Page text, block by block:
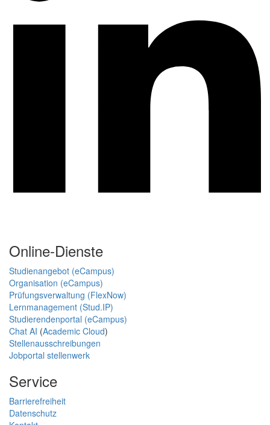
Online-Dienste
Studienangebot (eCampus)
Organisation (eCampus)
Prüfungsverwaltung (FlexNow)
Lernmanagement (Stud.IP)
Studierendenportal (eCampus)
Chat AI (Academic Cloud)
Stellenausschreibungen
Jobportal stellenwerk
Service
Barrierefreiheit
Datenschutz